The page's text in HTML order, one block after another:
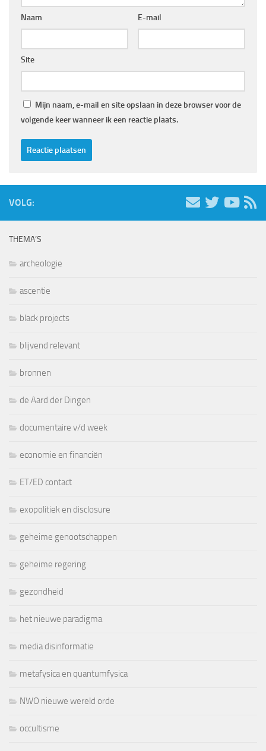
Naam E-mail
Site
Mijn naam, e-mail en site opslaan in deze browser voor de
volgende keer wanneer ik een reactie plaats.
VOLG:
THEMA’S
archeologie
ascentie
black projects
blijvend relevant
bronnen
de Aard der Dingen
documentaire v/d week
economie en financiën
ET/ED contact
exopolitiek en disclosure
geheime genootschappen
geheime regering
gezondheid
het nieuwe paradigma
media disinformatie
metafysica en quantumfysica
NWO nieuwe wereld orde
occultisme